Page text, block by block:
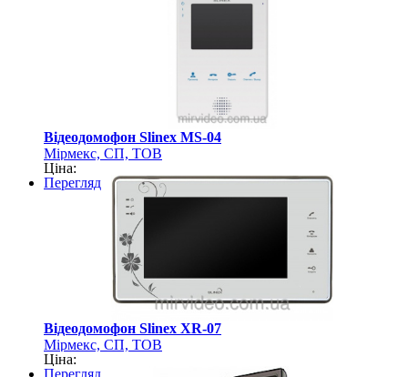
Відеодомофон Slinex MS-04
Мірмекс, СП, ТОВ
Ціна:
Перегляд
Відеодомофон Slinex XR-07
Мірмекс, СП, ТОВ
Ціна:
Перегляд